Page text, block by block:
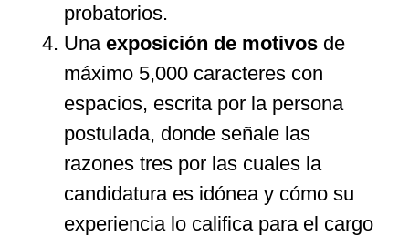
probatorios.
Una exposición de motivos de
máximo 5,000 caracteres con
espacios, escrita por la persona
postulada, donde señale las
razones tres por las cuales la
candidatura es idónea y cómo su
experiencia lo califica para el cargo